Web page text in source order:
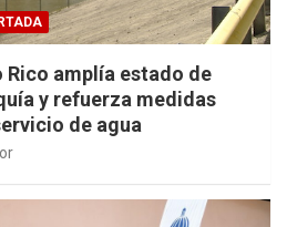
Rico amplía estado de
y refuerza medidas
de agua